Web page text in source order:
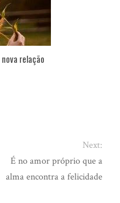
relação
Next:
É no amor próprio que a
alma encontra a felicidade